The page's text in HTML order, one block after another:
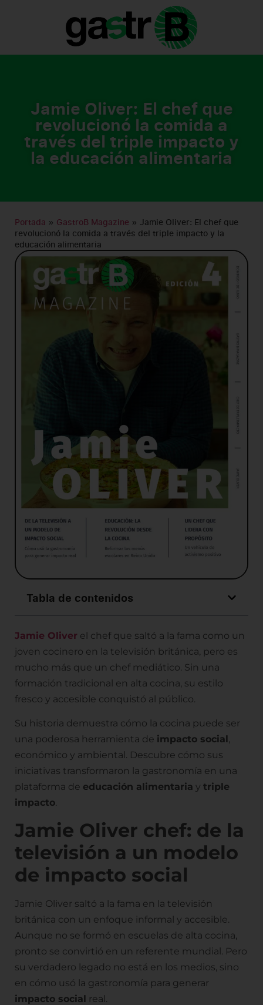
Jamie Oliver: El chef que
revolucionó la comida a
través del triple impacto y
la educación alimentaria
Portada » GastroB Magazine » Jamie Oliver: El chef que
revolucionó la comida a través del triple impacto y la
educación alimentaria
Tabla de contenidos
Jamie Oliver el chef que saltó a la fama como un
joven cocinero en la televisión británica, pero es
mucho más que un chef mediático. Sin una
formación tradicional en alta cocina, su estilo
fresco y accesible conquistó al público.
Su historia demuestra cómo la cocina puede ser
una poderosa herramienta de impacto social ,
económico y ambiental. Descubre cómo sus
iniciativas transformaron la gastronomía en una
plataforma de educación alimentaria y triple
impacto.
Jamie Oliver chef: de la
televisión a un modelo
de impacto social
Jamie Oliver saltó a la fama en la televisión
británica con un enfoque informal y accesible.
Aunque no se formó en escuelas de alta cocina,
pronto se convirtió en un referente mundial. Pero
su verdadero legado no está en los medios, sino
en cómo usó la gastronomía para generar
impacto social real.